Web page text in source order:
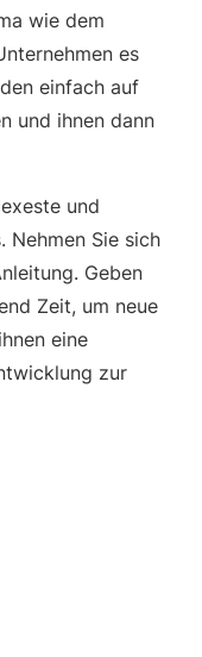
wie dem
es
einfach auf
und ihnen dann
und
Nehmen Sie sich
Geben
Zeit, um neue
eine
zur